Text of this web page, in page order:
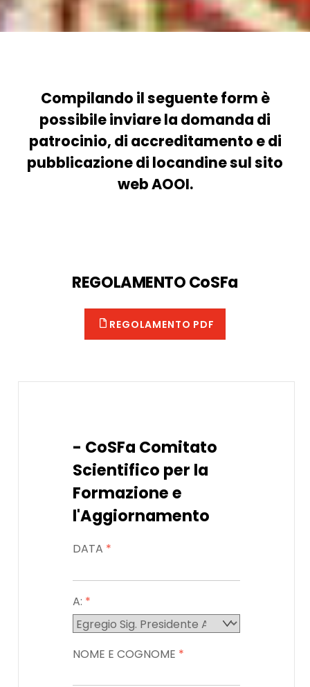
Compilando il seguente form è
possibile inviare la domanda di
patrocinio, di accreditamento e di
pubblicazione di locandine sul sito
web AOOI.
REGOLAMENTO CoSFa
REGOLAMENTO PDF
- CoSFa Comitato
Scientifico per la
Formazione e
l'Aggiornamento
DATA *
A: *
NOME E COGNOME *